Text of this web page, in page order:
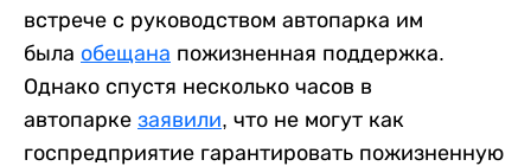
встрече с руководством автопарка им
была обещана пожизненная поддержка.
Однако спустя несколько часов в
автопарке заявили, что не могут как
госпредприятие гарантировать пожизненную